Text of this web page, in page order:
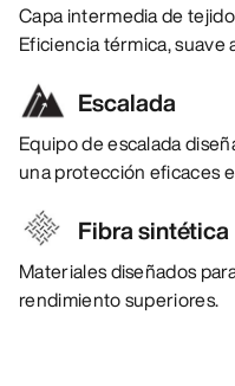
Capa intermedia de
Eficiencia térmica, suave
Escalada
Equipo de escalada
una protección eficaces
Fibra sintética
Materiales diseñados
rendimiento superiores.